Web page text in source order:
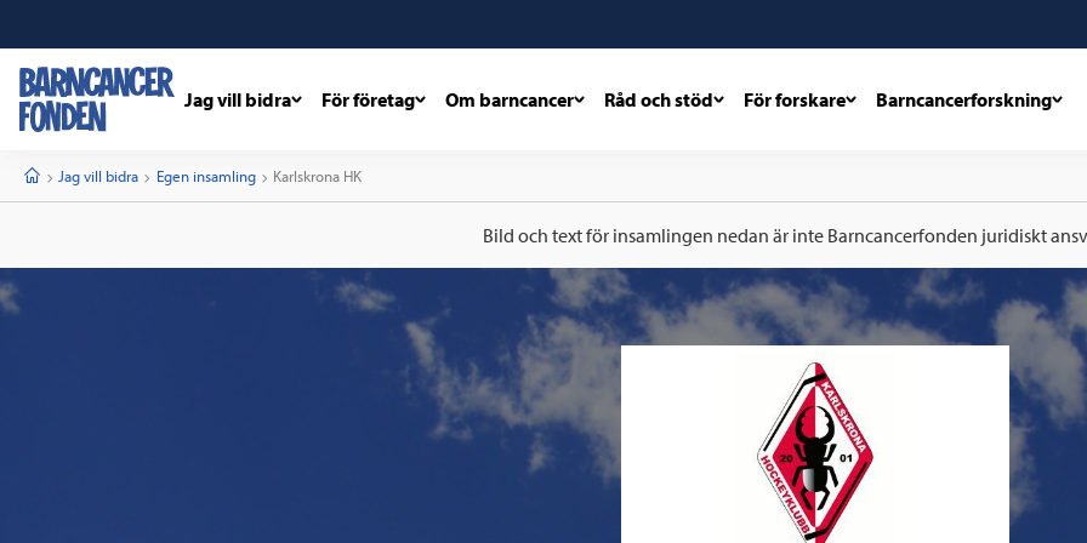
Jag vill bidra För företag Om barncancer Råd och stöd För forskare Barncancerforskning
StartJag vill bidra Egen insamling Current:
Karlskrona HK
Bild och text för insamlingen nedan är inte Barncancerfonden juridiskt